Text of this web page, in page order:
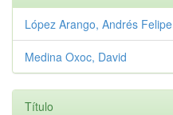
López Arango, Andrés Felipe
Medina Oxoc, David
Título